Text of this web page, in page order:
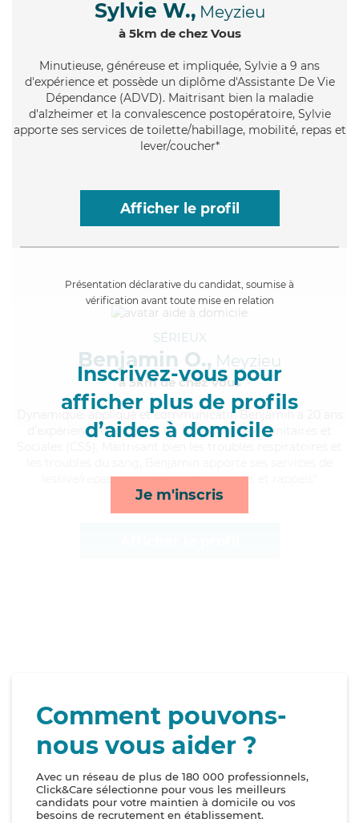
Sylvie W., Meyzieu
à 5km de chez Vous
Minutieuse, généreuse et impliquée, Sylvie a 9 ans
d'expérience et possède un diplôme d'Assistante De Vie
Dépendance (ADVD). Maitrisant bien la maladie
d'alzheimer et la convalescence postopératoire, Sylvie
apporte ses services de toilette/habillage, mobilité, repas et
lever/coucher*
Afficher le profil
Présentation déclarative du candidat, soumise à
vérification avant toute mise en relation
Inscrivez-vous pour
afficher plus de profils
d’aides à domicile
Je m'inscris
SÉRIEUX
Benjamin O., Meyzieu
à 5km de chez Vous
, appliqué et communicatif, Benjamin a 20 ans
d'expérience et possède un BEP Carrières Sanitaires et
lessive/repassage, ménage, transports et rappels*
Comment pouvons-
nous vous aider ?
Avec un réseau de plus de 180 000 professionnels,
Click&Care sélectionne pour vous les meilleurs
candidats pour votre maintien à domicile ou vos
besoins de recrutement en établissement.